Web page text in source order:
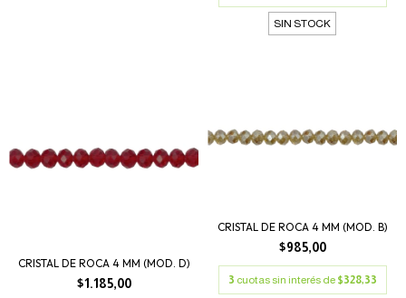
SIN STOCK
CRISTAL DE ROCA 4 MM (MOD. D)
$1.185,00
CRISTAL DE ROCA 4 MM (MOD. B)
$985,00
3 cuotas sin interés de $328,33